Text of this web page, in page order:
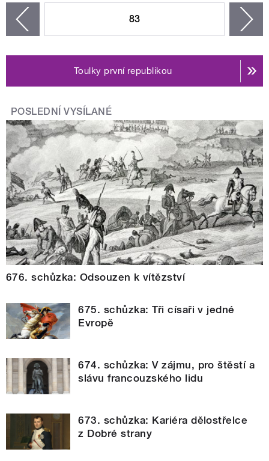
83
Toulky první republikou
POSLEDNÍ VYSÍLANÉ
676. schůzka: Odsouzen k vítězství
675. schůzka: Tři císaři v jedné
Evropě
674. schůzka: V zájmu, pro štěstí a
slávu francouzského lidu
673. schůzka: Kariéra dělostřelce
z Dobré strany